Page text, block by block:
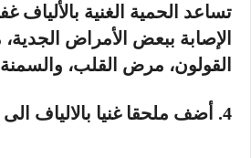
تساعد الحمية الغنية
الإصابة ببعض الأمراض
القولون، مرض القلب،
4. أضف ملحقا غنيا بالالياف الى حميتك.